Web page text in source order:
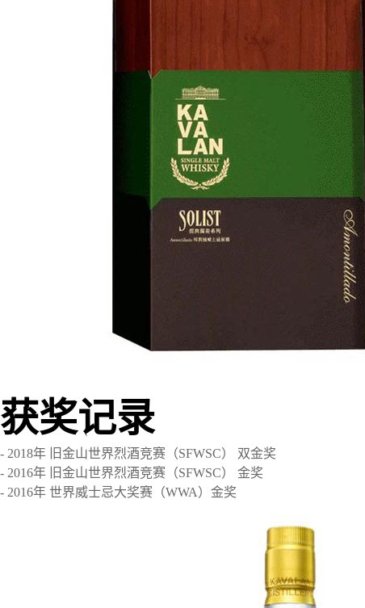
获奖记录
- 2018年 旧金山世界烈酒竞赛（SFWSC） 双金奖
- 2016年 旧金山世界烈酒竞赛（SFWSC） 金奖
- 2016年 世界威士忌大奖赛（WWA）金奖